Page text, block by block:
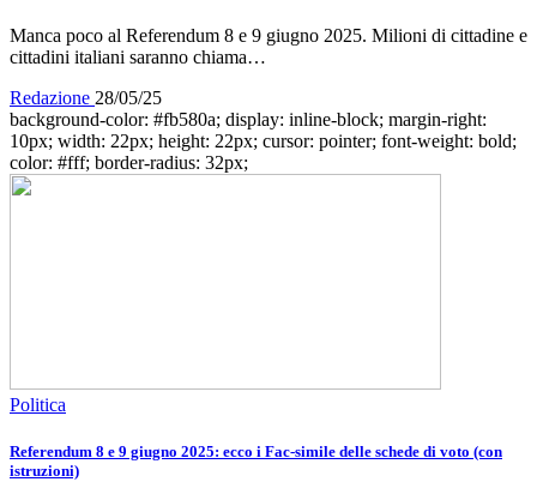
Manca poco al Referendum 8 e 9 giugno 2025. Milioni di cittadine e
cittadini italiani saranno chiama…
Redazione 28/05/25
background-color: #fb580a; display: inline-block; margin-right:
10px; width: 22px; height: 22px; cursor: pointer; font-weight: bold;
color: #fff; border-radius: 32px;
Politica
Referendum 8 e 9 giugno 2025: ecco i Fac-simile delle schede di voto (con
istruzioni)